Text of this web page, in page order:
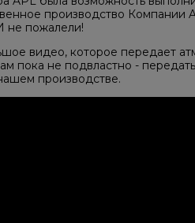
производство Компании
не пожалели!
видео, которое передает
пока не подвластно -
производстве.